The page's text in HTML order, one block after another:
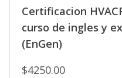
Certificacion
curso de ingles y
(EnGen)
$4250.00